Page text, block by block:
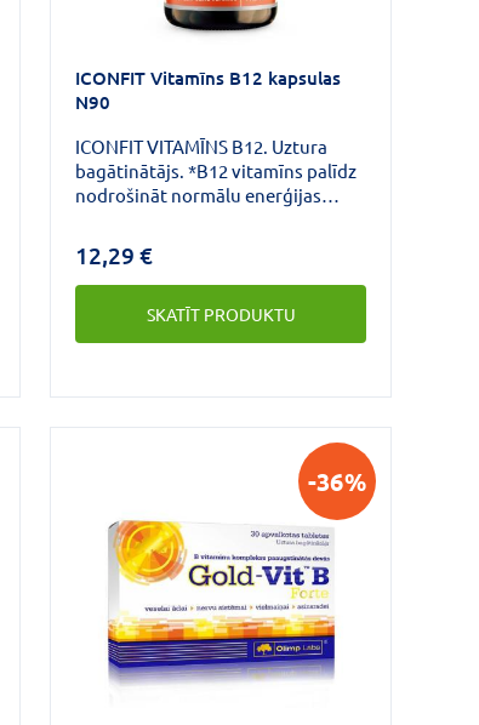
ICONFIT Vitamīns B12 kapsulas
N90
ICONFIT VITAMĪNS B12. Uztura
bagātinātājs. *B12 vitamīns palīdz
nodrošināt normālu enerģijas
METILKOBALAMĪNS. ENERĢIJAS
VIELMAIŅA.
12,29 €
SKATĪT PRODUKTU
-36%